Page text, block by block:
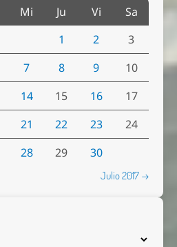
Mi Ju Vi
Sa
1
2
3
7 8 9
10
14 15 16
17
21 22 23
24
28 29 30
Julio 2017 →